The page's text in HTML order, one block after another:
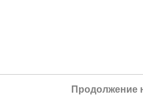
Продолжение